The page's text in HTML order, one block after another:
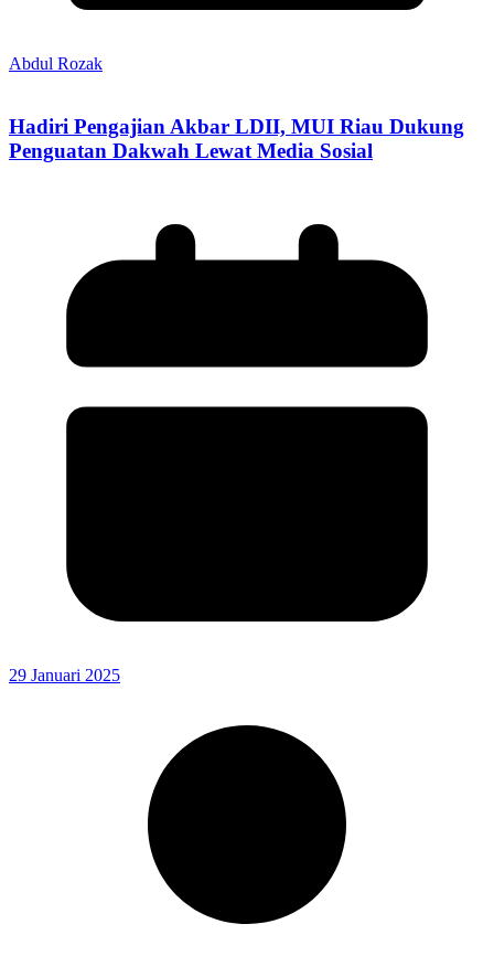
Abdul Rozak
Hadiri Pengajian Akbar LDII, MUI Riau Dukung
Penguatan Dakwah Lewat Media Sosial
29 Januari 2025